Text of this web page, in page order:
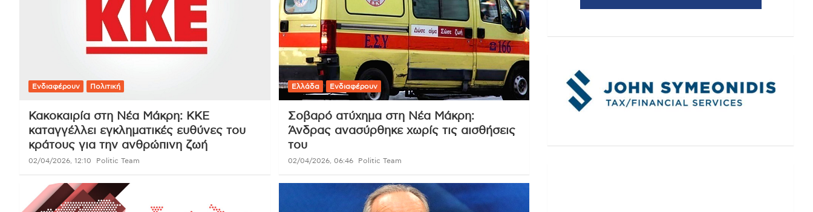
Ενδιαφέρουν Πολιτική
Κακοκαιρία στη Νέα Μάκρη: ΚΚΕ
καταγγέλλει εγκληματικές ευθύνες του
κράτους για την ανθρώπινη ζωή
02/04/2026, 12:10 Politic Team
Ελλάδα Ενδιαφέρουν
Σοβαρό ατύχημα στη Νέα Μάκρη:
Άνδρας ανασύρθηκε χωρίς τις αισθήσεις
του
02/04/2026, 06:46 Politic Team